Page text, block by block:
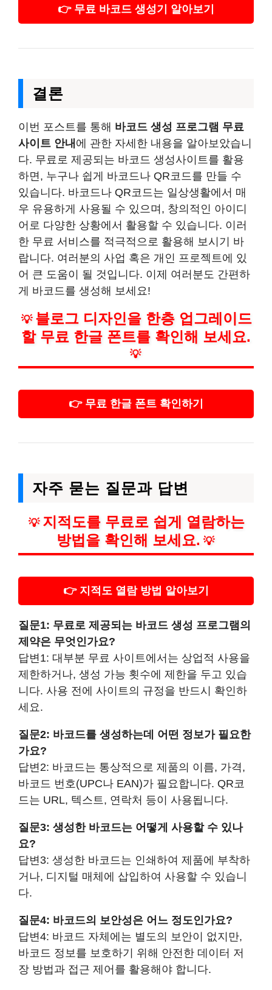
👉 무료 바코드 생성기 알아보기
결론
이번 포스트를 통해 바코드 생성 프로그램 무료
사이트 안내 에 관한 자세한 내용을 알아보았습니
다. 무료로 제공되는 바코드 생성사이트를 활용
하면, 누구나 쉽게 바코드나 QR코드를 만들 수
있습니다. 바코드나 QR코드는 일상생활에서 매
우 유용하게 사용될 수 있으며, 창의적인 아이디
어로 다양한 상황에서 활용할 수 있습니다. 이러
한 무료 서비스를 적극적으로 활용해 보시기 바
랍니다. 여러분의 사업 혹은 개인 프로젝트에 있
어 큰 도움이 될 것입니다. 이제 여러분도 간편하
게 바코드를 생성해 보세요!
💡 블로그 디자인을 한층 업그레이드
할 무료 한글 폰트를 확인해 보세요.
💡
👉 무료 한글 폰트 확인하기
자주 묻는 질문과 답변
💡 지적도를 무료로 쉽게 열람하는
방법을 확인해 보세요. 💡
👉 지적도 열람 방법 알아보기
질문1: 무료로 제공되는 바코드 생성 프로그램의
제약은 무엇인가요?
답변1: 대부분 무료 사이트에서는 상업적 사용을
제한하거나, 생성 가능 횟수에 제한을 두고 있습
니다. 사용 전에 사이트의 규정을 반드시 확인하
세요.
질문2: 바코드를 생성하는데 어떤 정보가 필요한
가요?
답변2: 바코드는 통상적으로 제품의 이름, 가격,
바코드 번호(UPC나 EAN)가 필요합니다. QR코
드는 URL, 텍스트, 연락처 등이 사용됩니다.
질문3: 생성한 바코드는 어떻게 사용할 수 있나
요?
답변3: 생성한 바코드는 인쇄하여 제품에 부착하
거나, 디지털 매체에 삽입하여 사용할 수 있습니
다.
질문4: 바코드의 보안성은 어느 정도인가요?
답변4: 바코드 자체에는 별도의 보안이 없지만,
바코드 정보를 보호하기 위해 안전한 데이터 저
장 방법과 접근 제어를 활용해야 합니다.